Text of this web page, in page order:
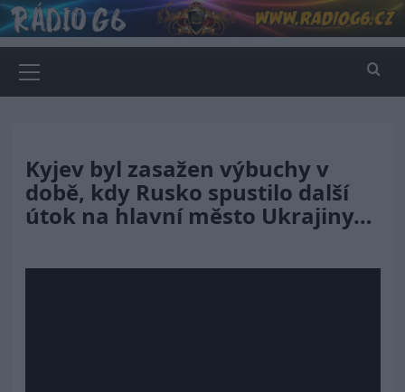
Skip
to
content
Menu
Kyjev byl zasažen výbuchy v
době, kdy Rusko spustilo další
útok na hlavní město Ukrajiny…